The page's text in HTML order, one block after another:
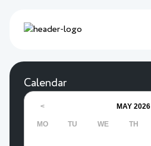
Calendar
< MAY 2026
MO TU WE TH